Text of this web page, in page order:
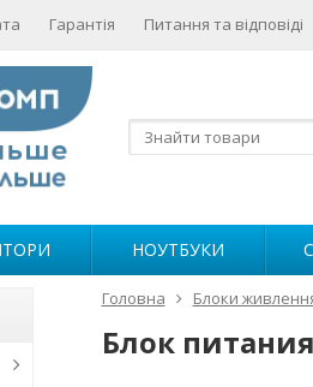
Гарантія Питання та відповіді
НОУТБУКИ
Головна Блоки
Блок